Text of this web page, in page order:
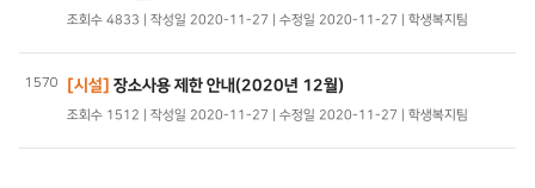
조회수 4833 | 작성일 2020-11-27 | 수정일 2020-11-27 | 학생복지팀
1570 [시설] 장소사용 제한 안내(2020년 12월)
조회수 1512 | 작성일 2020-11-27 | 수정일 2020-11-27 | 학생복지팀